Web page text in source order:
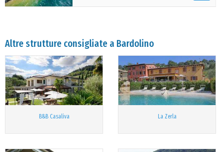
Altre strutture consigliate a Bardolino
B&B Casaliva La Zerla